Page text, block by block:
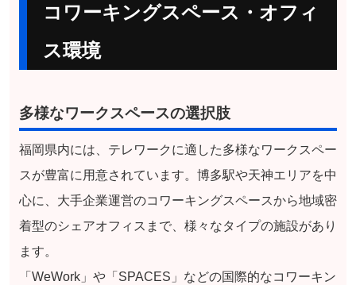
コワーキングスペース・オフィ
ス環境
多様なワークスペースの選択肢
福岡県内には、テレワークに適した多様なワークスペー
スが豊富に用意されています。博多駅や天神エリアを中
心に、大手企業運営のコワーキングスペースから地域密
着型のシェアオフィスまで、様々なタイプの施設があり
ます。
「WeWork」や「SPACES」などの国際的なコワーキン